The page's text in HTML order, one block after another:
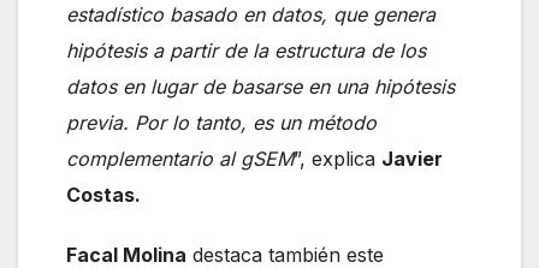
estadístico basado en datos, que genera
hipótesis a partir de la estructura de los
datos en lugar de basarse en una hipótesis
previa. Por lo tanto, es un método
complementario al gSEM”, explica Javier
Costas.
Facal Molina destaca también este